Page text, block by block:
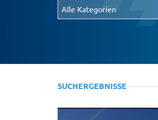
SUCHERGEBNISSE